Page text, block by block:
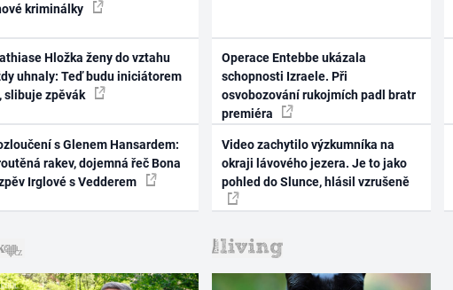
kriminálky
Hložka ženy do vztahu
uhnaly: Teď budu iniciátorem
slibuje zpěvák
s Glenem Hansardem:
rakev, dojemná řeč Bona
Irglové s Vedderem
Operace Entebbe ukázala
schopnosti Izraele. Při
osvobozování rukojmích padl bratr
premiéra
Video zachytilo výzkumníka na
okraji lávového jezera. Je to jako
pohled do Slunce, hlásil vzrušeně